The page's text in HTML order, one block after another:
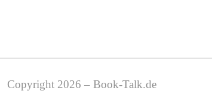
Copyright 2026 – Book-Talk.de